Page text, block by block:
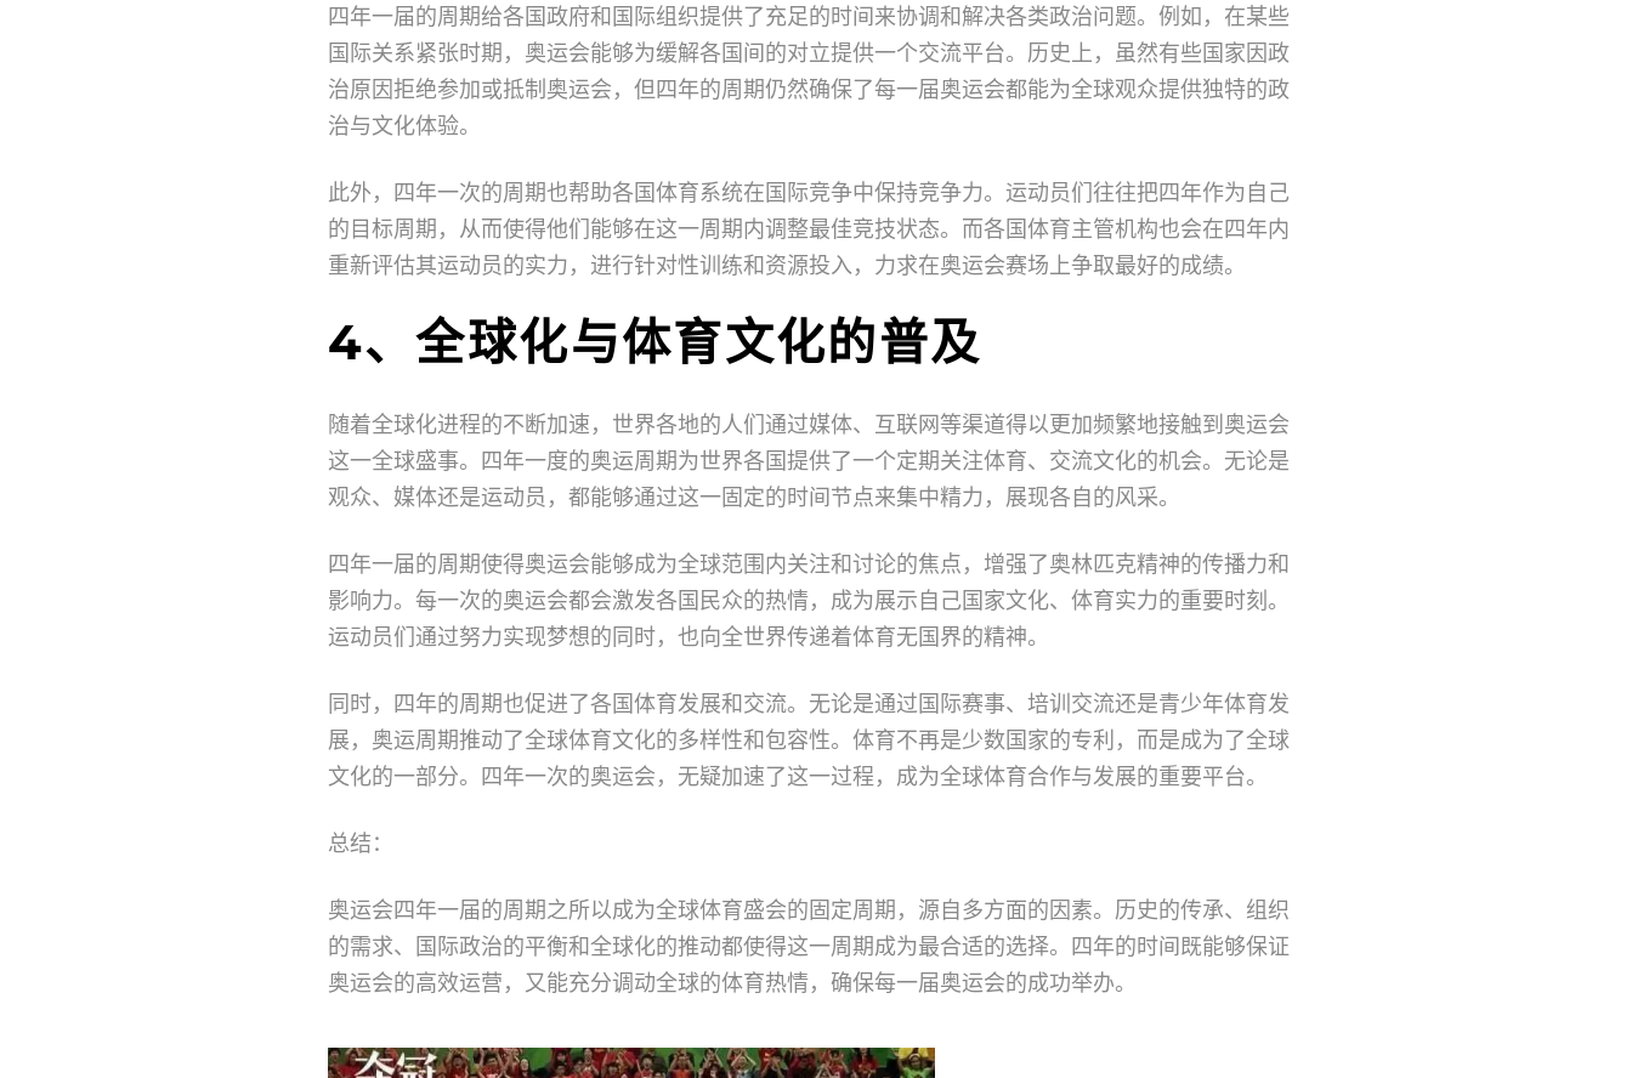
四年一届的周期给各国政府和国际组织提供了充足的时间来协调和解决各类政治问题。例如，在某些
国际关系紧张时期，奥运会能够为缓解各国间的对立提供一个交流平台。历史上，虽然有些国家因政
治原因拒绝参加或抵制奥运会，但四年的周期仍然确保了每一届奥运会都能为全球观众提供独特的政
治与文化体验。
此外，四年一次的周期也帮助各国体育系统在国际竞争中保持竞争力。运动员们往往把四年作为自己
的目标周期，从而使得他们能够在这一周期内调整最佳竞技状态。而各国体育主管机构也会在四年内
重新评估其运动员的实力，进行针对性训练和资源投入，力求在奥运会赛场上争取最好的成绩。
4、全球化与体育文化的普及
随着全球化进程的不断加速，世界各地的人们通过媒体、互联网等渠道得以更加频繁地接触到奥运会
这一全球盛事。四年一度的奥运周期为世界各国提供了一个定期关注体育、交流文化的机会。无论是
观众、媒体还是运动员，都能够通过这一固定的时间节点来集中精力，展现各自的风采。
四年一届的周期使得奥运会能够成为全球范围内关注和讨论的焦点，增强了奥林匹克精神的传播力和
影响力。每一次的奥运会都会激发各国民众的热情，成为展示自己国家文化、体育实力的重要时刻。
运动员们通过努力实现梦想的同时，也向全世界传递着体育无国界的精神。
同时，四年的周期也促进了各国体育发展和交流。无论是通过国际赛事、培训交流还是青少年体育发
展，奥运周期推动了全球体育文化的多样性和包容性。体育不再是少数国家的专利，而是成为了全球
文化的一部分。四年一次的奥运会，无疑加速了这一过程，成为全球体育合作与发展的重要平台。
总结：
奥运会四年一届的周期之所以成为全球体育盛会的固定周期，源自多方面的因素。历史的传承、组织
的需求、国际政治的平衡和全球化的推动都使得这一周期成为最合适的选择。四年的时间既能够保证
奥运会的高效运营，又能充分调动全球的体育热情，确保每一届奥运会的成功举办。